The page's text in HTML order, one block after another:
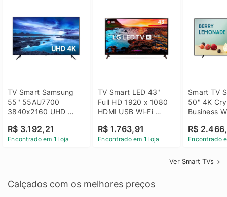
TV Smart Samsung
55" 55AU7700
3840x2160 UHD
Bluetooth
R$ 3.192,21
Encontrado em 1 loja
TV Smart LED 43"
Full HD 1920 x 1080
HDMI USB Wi-Fi
43LM631C0SB LG
R$ 1.763,91
Encontrado em 1 loja
Smart TV
50" 4K
Business
R$
Encontrado
Ver Smart TVs
Calçados com os melhores preços